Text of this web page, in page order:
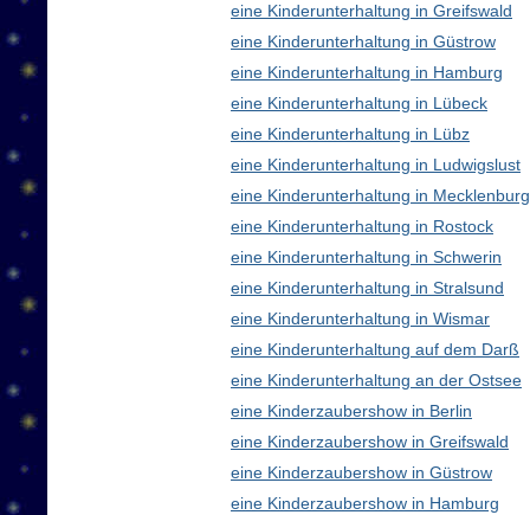
eine Kinderunterhaltung in Greifswald
eine Kinderunterhaltung in Güstrow
eine Kinderunterhaltung in Hamburg
eine Kinderunterhaltung in Lübeck
eine Kinderunterhaltung in Lübz
eine Kinderunterhaltung in Ludwigslust
eine Kinderunterhaltung in
eine Kinderunterhaltung in Rostock
eine Kinderunterhaltung in Schwerin
eine Kinderunterhaltung in Stralsund
eine Kinderunterhaltung in Wismar
eine Kinderunterhaltung auf dem Darß
eine Kinderunterhaltung an der Ostsee
eine Kinderzaubershow in Berlin
eine Kinderzaubershow in Greifswald
eine Kinderzaubershow in Güstrow
eine Kinderzaubershow in Hamburg